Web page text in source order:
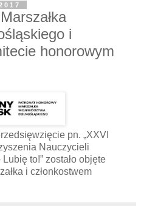
i
honorowym
pn. „XXVI
Nauczycieli
to!” zostało objęte
i członkostwem